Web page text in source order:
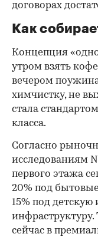
договорах
Как
Концепция
утром взять
вечером
химчистку, не
стала
класса.
Согласно
исследованиям
первого этажа
20% под
15% под детскую
сейчас в